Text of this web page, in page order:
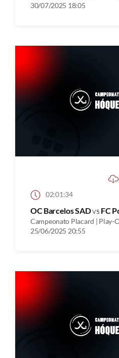
30/07/2025 18:05
02:01:34
OC Barcelos SADvs FC
Campeonato Placard | Play-
25/06/2025 20:55